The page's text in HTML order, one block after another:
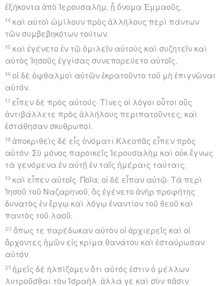
ἑξήκοντα ἀπὸ Ἰερουσαλήμ, ᾗ ὄνομα Ἐμμαοῦς,
14 καὶ αὐτοὶ ὡμίλουν πρὸς ἀλλήλους περὶ πάντων
τῶν συμβεβηκότων τούτων.
15 καὶ ἐγένετο ἐν τῷ ὁμιλεῖν αὐτοὺς καὶ συζητεῖν καὶ
αὐτὸς Ἰησοῦς ἐγγίσας συνεπορεύετο αὐτοῖς,
16 οἱ δὲ ὀφθαλμοὶ αὐτῶν ἐκρατοῦντο τοῦ μὴ ἐπιγνῶναι
αὐτόν.
17 εἶπεν δὲ πρὸς αὐτούς· Τίνες οἱ λόγοι οὗτοι οὓς
ἀντιβάλλετε πρὸς ἀλλήλους περιπατοῦντες; καὶ
ἐστάθησαν σκυθρωποί.
18 ἀποκριθεὶς δὲ εἷς ὀνόματι Κλεοπᾶς εἶπεν πρὸς
αὐτόν· Σὺ μόνος παροικεῖς Ἰερουσαλὴμ καὶ οὐκ ἔγνως
τὰ γενόμενα ἐν αὐτῇ ἐν ταῖς ἡμέραις ταύταις;
19 καὶ εἶπεν αὐτοῖς· Ποῖα; οἱ δὲ εἶπαν αὐτῷ· Τὰ περὶ
Ἰησοῦ τοῦ Ναζαρηνοῦ, ὃς ἐγένετο ἀνὴρ προφήτης
δυνατὸς ἐν ἔργῳ καὶ λόγῳ ἐναντίον τοῦ θεοῦ καὶ
παντὸς τοῦ λαοῦ,
20 ὅπως τε παρέδωκαν αὐτὸν οἱ ἀρχιερεῖς καὶ οἱ
ἄρχοντες ἡμῶν εἰς κρίμα θανάτου καὶ ἐσταύρωσαν
αὐτόν.
21 ἡμεῖς δὲ ἠλπίζομεν ὅτι αὐτός ἐστιν ὁ μέλλων
λυτροῦσθαι τὸν Ἰσραήλ· ἀλλά γε καὶ σὺν πᾶσιν